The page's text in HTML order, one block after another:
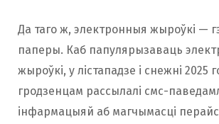
Да таго ж, электронныя жыроўкі —
паперы. Каб папулярызаваць
жыроўкі, у лістападзе і снежні 2025
гродзенцам рассылалі смс-
інфармацыяй аб магчымасці